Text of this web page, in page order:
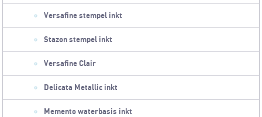
Versafine stempel inkt
Stazon stempel inkt
Versafine Clair
Delicata Metallic inkt
Memento waterbasis inkt